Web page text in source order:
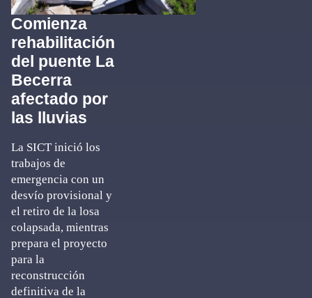
Comienza
rehabilitación
del puente La
Becerra
afectado por
las lluvias
La SICT inició los
trabajos de
emergencia con un
desvío provisional y
el retiro de la losa
colapsada, mientras
prepara el proyecto
para la
reconstrucción
definitiva de la